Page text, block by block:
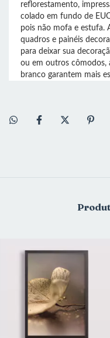
reflorestamento,
colado em fundo de
pois não mofa e estufa.
quadros e painéis
para deixar sua
ou em outros cômodos,
branco garantem mais